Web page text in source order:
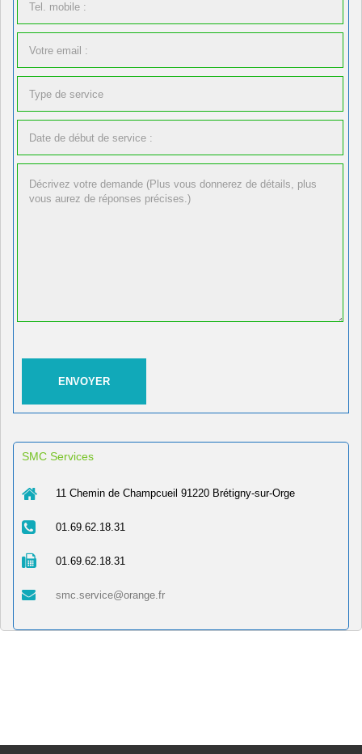
SMC Services
11 Chemin de Champcueil 91220 Brétigny-sur-Orge
01.69.62.18.31
01.69.62.18.31
smc.service@orange.fr